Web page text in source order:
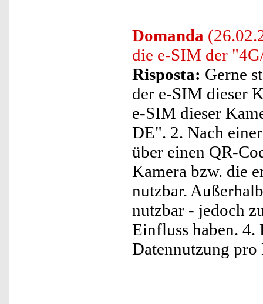
Domanda
die e-SIM der
Risposta: Gerne
der e-SIM dieser
e-SIM dieser
DE". 2. Nach
über einen QR-
Kamera bzw. die
nutzbar.
nutzbar - jedoch
Einfluss haben.
Datennutzung